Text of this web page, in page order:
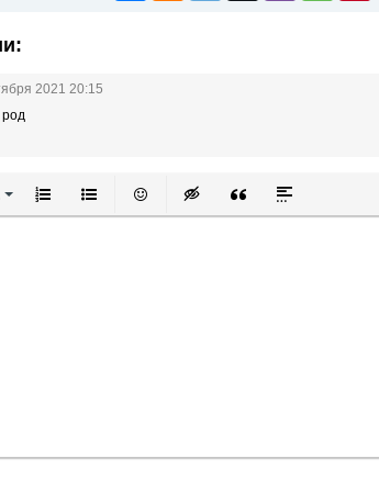
2021 20:15
род
Нумерованный список
Маркированный список
Вставить смайлик
Вставка скрытого текста
Вставка цитаты
Вставка